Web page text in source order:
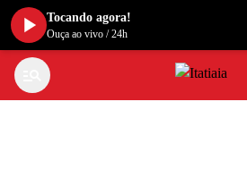
Tocando agora!
Ouça ao vivo /24h